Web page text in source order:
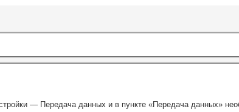
— Передача данных и в пункте «Передача данных»